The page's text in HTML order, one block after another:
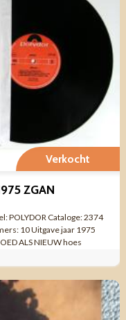
Verkocht
ZGAN
POLYDOR Cataloge: 2374
10 Uitgave jaar 1975
ALS NIEUW hoes